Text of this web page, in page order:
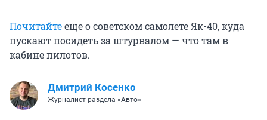
Почитайтееще о советском самолете Як-40, куда
пускают посидеть за штурвалом — что там в
кабине пилотов.
Дмитрий Косенко
Журналист раздела «Авто»